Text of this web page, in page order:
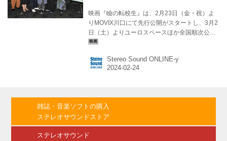
映画『瞼の転校生』は、2月23日（金・祝）よ
りMOVIX川口にて先行公開がスタートし、3月2
日（土）よりユーロスペースほか全国順次公開
いたします。 先行公開を記念して、2月23日
て、松藤史恩、齋藤潤、村田寛奈、市川華丸
（劇団美松）、松川さなえ（劇団美松）、そし
れ、主演の松藤史恩、共演の齋藤潤、村田寛
奈、市川華丸（劇団美松）、松川さなえ（劇団
Stereo Sound ONLINE-y
雑誌・音楽ソフトの購入
ステレオサウンドストア
ステレオサウンド